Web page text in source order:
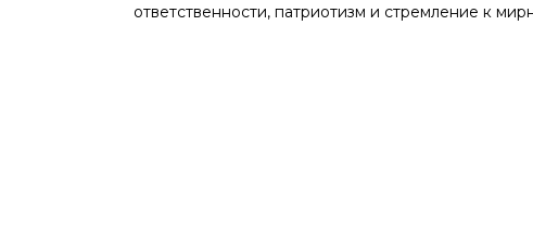
ответственности, патриотизм и стремление к